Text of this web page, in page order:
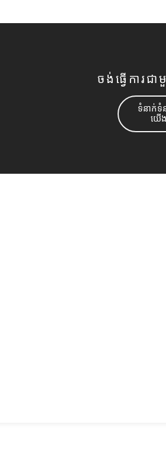
ចង់ធ្វើការជ
ទំនាក់ទំ
យើង